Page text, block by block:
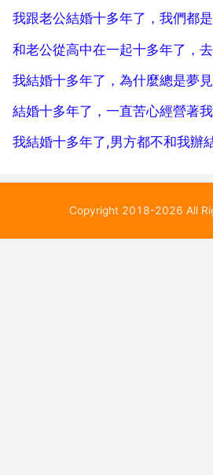
我結婚十多年了，為什麼總是夢
Copyright 2018-2026 All